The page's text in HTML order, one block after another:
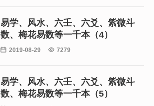
易学、风水、六壬、六爻、紫微斗
数、梅花易数等一千本（4）
 2019-08-29  7279
易学、风水、六壬、六爻、紫微斗
数、梅花易数等一千本（5）